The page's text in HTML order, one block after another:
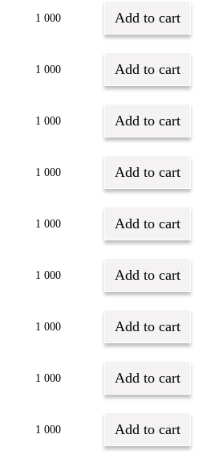
1 000 Add to cart
1 000 Add to cart
1 000 Add to cart
1 000 Add to cart
1 000 Add to cart
1 000 Add to cart
1 000 Add to cart
1 000 Add to cart
1 000 Add to cart